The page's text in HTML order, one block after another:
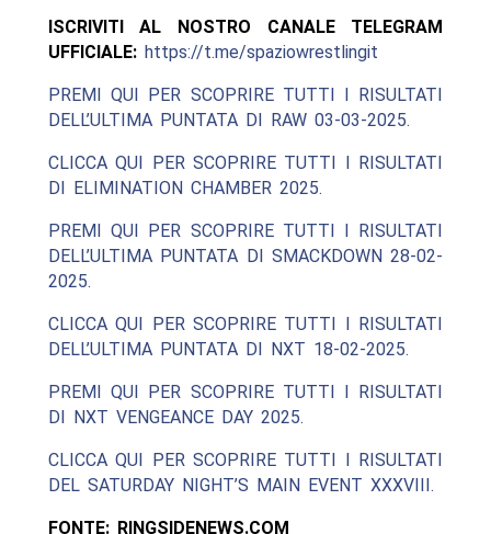
ISCRIVITI AL NOSTRO CANALE TELEGRAM
UFFICIALE: https://t.me/spaziowrestlingit
PREMI QUI PER SCOPRIRE TUTTI I RISULTATI
DELL’ULTIMA PUNTATA DI RAW 03-03-2025.
CLICCA QUI PER SCOPRIRE TUTTI I RISULTATI
DI ELIMINATION CHAMBER 2025.
PREMI QUI PER SCOPRIRE TUTTI I RISULTATI
DELL’ULTIMA PUNTATA DI SMACKDOWN 28-02-
2025.
CLICCA QUI PER SCOPRIRE TUTTI I RISULTATI
DELL’ULTIMA PUNTATA DI NXT 18-02-2025.
PREMI QUI PER SCOPRIRE TUTTI I RISULTATI
DI NXT VENGEANCE DAY 2025.
CLICCA QUI PER SCOPRIRE TUTTI I RISULTATI
DEL SATURDAY NIGHT’S MAIN EVENT XXXVIII.
FONTE: RINGSIDENEWS.COM